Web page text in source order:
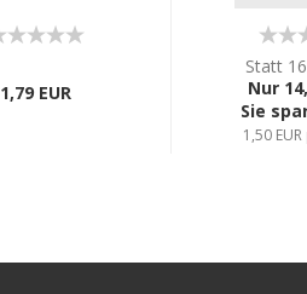
1,79 EUR
Statt
Nur
Sie
1,50